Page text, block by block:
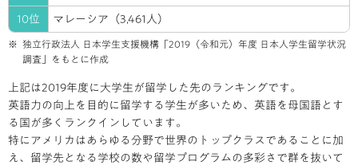
10位 マレーシア（3,461人）
独立行政法人 日本学生支援機構「2019（令和元）年度 日本人学生留学状況
調査」をもとに作成
上記は2019年度に大学生が留学した先のランキングです。
英語力の向上を目的に留学する学生が多いため、英語を母国語とす
る国が多くランクインしています。
特にアメリカはあらゆる分野で世界のトップクラスであることに加
え、留学先となる学校の数や留学プログラムの多彩さで群を抜いて